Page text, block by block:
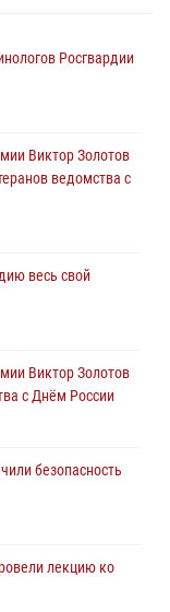
Росгвардии
Виктор Золотов
ведомства с
весь свой
Виктор Золотов
с Днём России
безопасность
лекцию ко